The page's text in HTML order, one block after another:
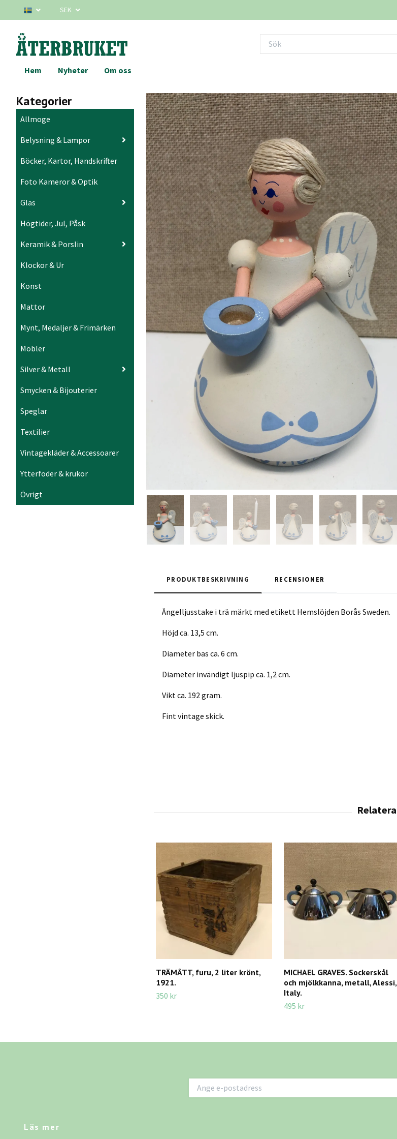
SEK
Hem Nyheter Om oss
Kategorier
Allmoge
Belysning & Lampor
Böcker, Kartor, Handskrifter
Foto Kameror & Optik
Glas
Högtider, Jul, Påsk
Keramik & Porslin
Klockor & Ur
Konst
Mattor
Mynt, Medaljer & Frimärken
Möbler
Silver & Metall
Smycken & Bijouterier
Speglar
Textilier
Vintagekläder & Accessoarer
Ytterfoder & krukor
Övrigt
PRODUKTBESKRIVNING RECENSIONER
Ängelljusstake i trä märkt med etikett Hemslöjden Borås Sweden.
Höjd ca. 13,5 cm.
Diameter bas ca. 6 cm.
Diameter invändigt ljuspip ca. 1,2 cm.
Vikt ca. 192 gram.
Fint vintage skick.
TRÄMÅTT, furu, 2 liter krönt,
1921.
350 kr
MICHAEL GRAVES. Sockerskål
och mjölkkanna, metall, Alessi,
Italy.
495 kr
Läs mer